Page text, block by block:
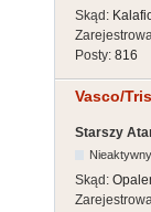
Skąd:
Posty: 816
Vasco/
Starszy
Nieaktywny
Skąd: